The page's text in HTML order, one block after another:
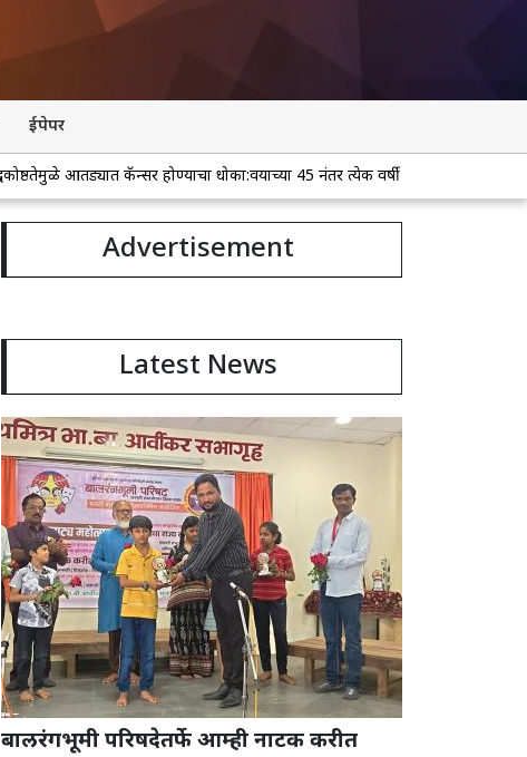
ईपेपर
कॅन्सर होण्याचा धोका:वयाच्या 45 नंतर प्रत्येक वर्षी चाचणी करून घ्या; वाचा, टाळण्याचे 8
Advertisement
Latest News
बालरंगभूमी परिषदेतर्फे आम्ही नाटक करीत